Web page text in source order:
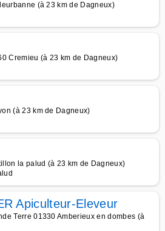
(à 23 km de Dagneux)
Cremieu (à 23 km de Dagneux)
(à 23 km de Dagneux)
la palud (à 23 km de Dagneux)
Apiculteur-Eleveur
Terre 01330 Amberieux en dombes (à